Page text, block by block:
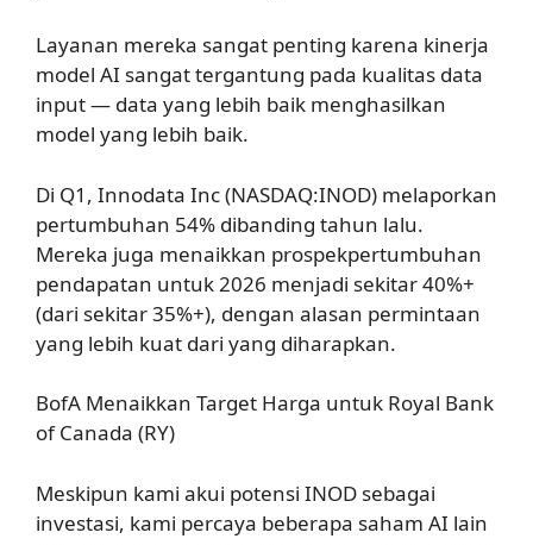
Layanan mereka sangat penting karena kinerja
model AI sangat tergantung pada kualitas data
input — data yang lebih baik menghasilkan
model yang lebih baik.
Di Q1, Innodata Inc (NASDAQ:INOD) melaporkan
pertumbuhan 54% dibanding tahun lalu.
Mereka juga menaikkan prospekpertumbuhan
pendapatan untuk 2026 menjadi sekitar 40%+
(dari sekitar 35%+), dengan alasan permintaan
yang lebih kuat dari yang diharapkan.
BofA Menaikkan Target Harga untuk Royal Bank
of Canada (RY)
Meskipun kami akui potensi INOD sebagai
investasi, kami percaya beberapa saham AI lain